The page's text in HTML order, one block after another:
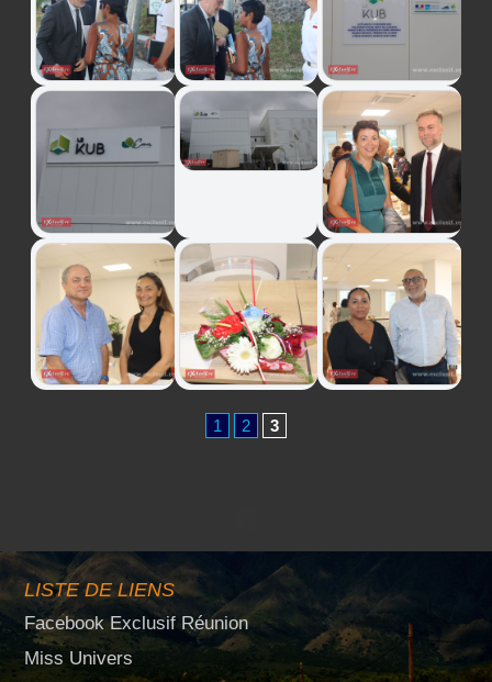
1 2 3
LISTE DE LIENS
Facebook Exclusif Réunion
Miss Univers